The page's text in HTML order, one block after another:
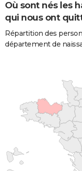
Où sont nés les
qui nous ont
Répartition des
département de